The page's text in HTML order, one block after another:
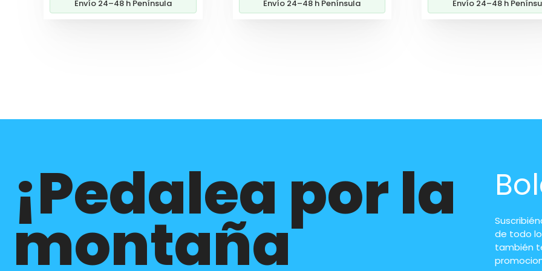
Envío 24–48 h Península Envío 24–48 h Península
35,52€.
Envío 24–48 h
¡Pedalea por la
montaña
de todo
también